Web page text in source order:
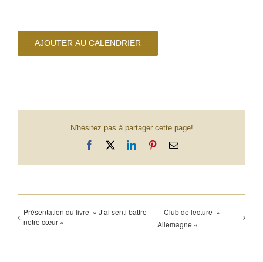
AJOUTER AU CALENDRIER
N'hésitez pas à partager cette page!
Facebook LinkedInPinterestEmail
Présentation du livre » J’ai senti battre
notre cœur «
Club de lecture »
Allemagne «